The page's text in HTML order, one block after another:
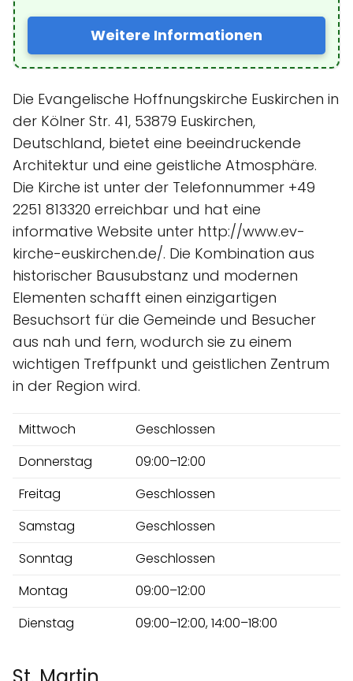
Weitere Informationen
Die Evangelische Hoffnungskirche Euskirchen in
der Kölner Str. 41, 53879 Euskirchen,
Deutschland, bietet eine beeindruckende
Architektur und eine geistliche Atmosphäre.
Die Kirche ist unter der Telefonnummer +49
2251 813320 erreichbar und hat eine
informative Website unter http://www.ev-
kirche-euskirchen.de/. Die Kombination aus
historischer Bausubstanz und modernen
Elementen schafft einen einzigartigen
Besuchsort für die Gemeinde und Besucher
aus nah und fern, wodurch sie zu einem
wichtigen Treffpunkt und geistlichen Zentrum
in der Region wird.
Mittwoch
Geschlossen
Donnerstag
09:00–12:00
Freitag
Geschlossen
Samstag
Geschlossen
Sonntag
Geschlossen
Montag
09:00–12:00
Dienstag
09:00–12:00, 14:00–18:00